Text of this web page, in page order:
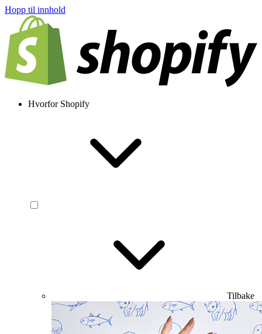
Hopp til innhold
Hvorfor Shopify
Tilbake